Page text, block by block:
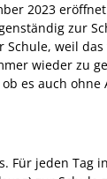
2023
zur
weil
wieder zu
es auch ohne
Für jeden